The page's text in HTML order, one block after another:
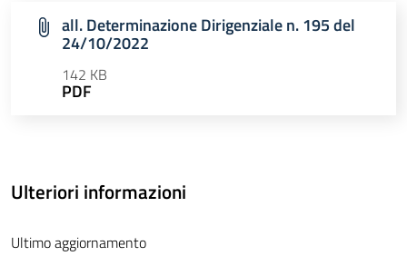
all. Determinazione Dirigenziale n. 195 del
24/10/2022
142 KB
PDF
Ulteriori informazioni
Ultimo aggiornamento